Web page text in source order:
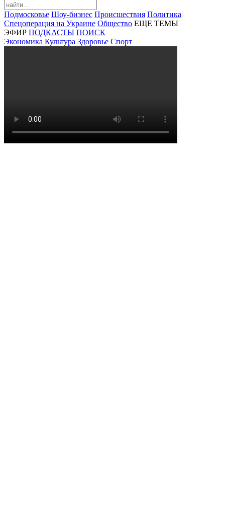
Подмосковье Шоу-бизнес Происшествия Политика
Спецоперация на Украине Общество ЕЩЕ ТЕМЫ
ЭФИР ПОДКАСТЫ ПОИСК
Экономика Культура Здоровье Спорт